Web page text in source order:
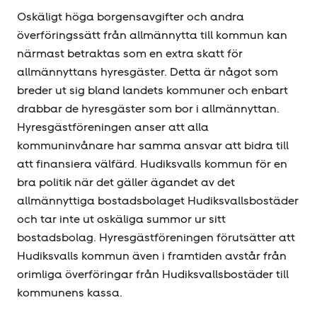
Oskäligt höga borgensavgifter och andra
överföringssätt från allmännytta till kommun kan
närmast betraktas som en extra skatt för
allmännyttans hyresgäster. Detta är något som
breder ut sig bland landets kommuner och enbart
drabbar de hyresgäster som bor i allmännyttan.
Hyresgäst­föreningen anser att alla
kommuninvånare har samma ansvar att bidra till
att finansiera välfärd. Hudiksvalls kommun för en
bra politik när det gäller ägandet av det
allmännyttiga bostadsbolaget Hudiksvallsbostäder
och tar inte ut oskäliga summor ur sitt
bostadsbolag. Hyresgäst­föreningen förutsätter att
Hudiksvalls kommun även i framtiden avstår från
orimliga överföringar från Hudiksvallsbostäder till
kommunens kassa.